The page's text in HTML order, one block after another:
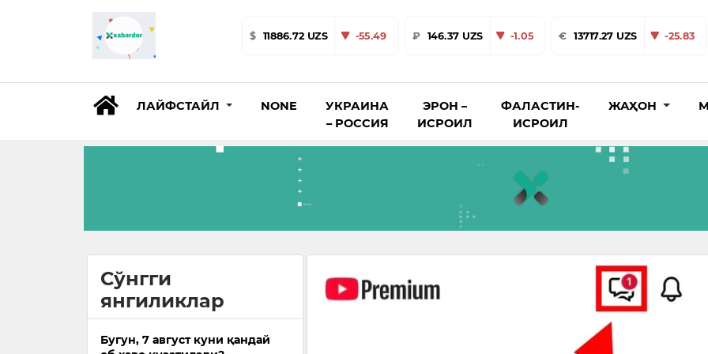
$ 11886.72 UZS -55.49 ₽ 146.37 UZS -1.05 € 13717.27 UZS -25.83
ЛАЙФСТАЙЛ NONE
УКРАИНА
– РОССИЯ
ЭРОН –
ИСРОИЛ
ФАЛАСТИН-
ИСРОИЛ
ЖАҲОН
Сўнгги
янгиликлар
Бугун, 7 август куни қандай